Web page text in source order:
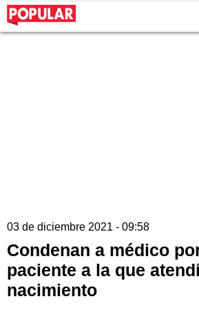
03 de diciembre 2021 - 09:58
Condenan a médico
paciente a la que
nacimiento